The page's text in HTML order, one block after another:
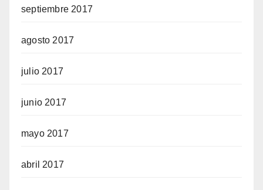
septiembre 2017
agosto 2017
julio 2017
junio 2017
mayo 2017
abril 2017